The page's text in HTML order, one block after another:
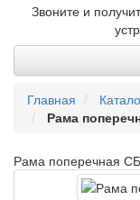
Звоните и
Главная
Рама
Рама поперечная